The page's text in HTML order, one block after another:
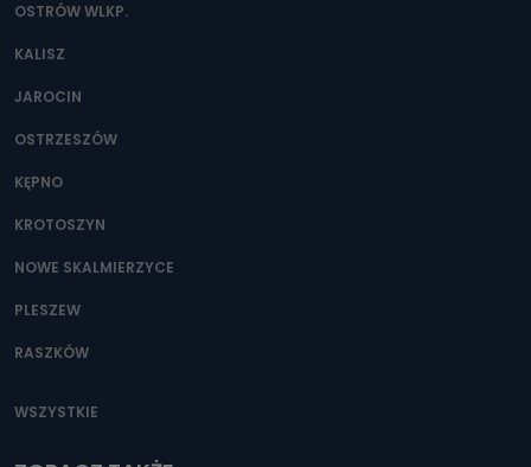
OSTRÓW WLKP.
KALISZ
JAROCIN
OSTRZESZÓW
KĘPNO
KROTOSZYN
NOWE SKALMIERZYCE
PLESZEW
RASZKÓW
WSZYSTKIE